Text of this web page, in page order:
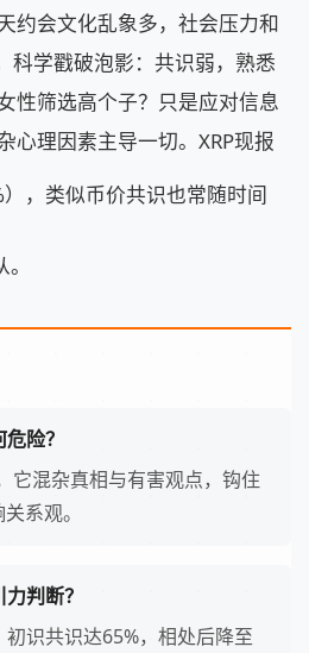
约会文化乱象多，社会压力和
科学戳破泡影：共识弱，熟悉
性筛选高个子？只是应对信息
心理因素主导一切。XRP现报
），类似币价共识也常随时间
险？
它混杂真相与有害观点，钩住
系观。
判断？
识共识达65%，相处后降至